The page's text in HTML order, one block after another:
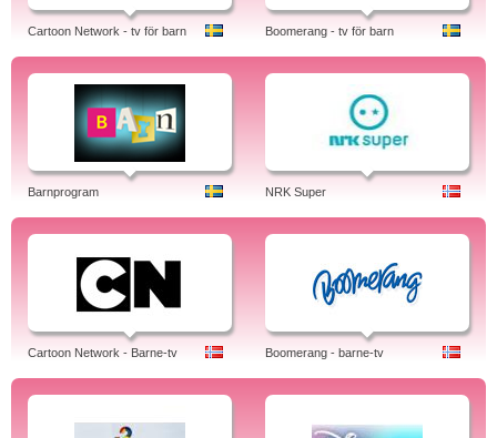
Cartoon Network - tv för barn Boomerang - tv för barn
Barnprogram NRK Super
Cartoon Network - Barne-tv Boomerang - barne-tv